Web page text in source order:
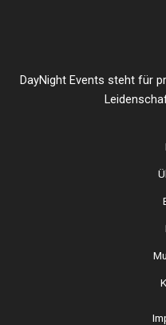
DayNight Events steht für